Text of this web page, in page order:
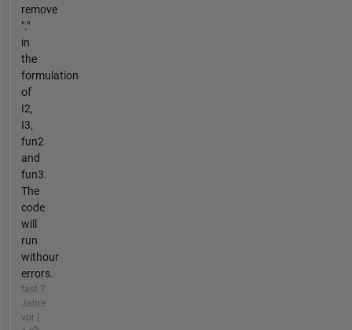
remove
"."
in
the
formulation
of
I2,
I3,
fun2
and
fun3.
The
code
will
run
withour
errors.
fast 7
Jahre
vor |